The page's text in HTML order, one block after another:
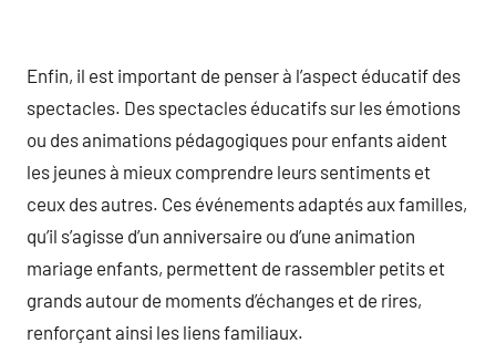
Enfin, il est important de penser à l’aspect éducatif des
spectacles. Des spectacles éducatifs sur les émotions
ou des animations pédagogiques pour enfants aident
les jeunes à mieux comprendre leurs sentiments et
ceux des autres. Ces événements adaptés aux familles,
qu’il s’agisse d’un anniversaire ou d’une animation
mariage enfants, permettent de rassembler petits et
grands autour de moments d’échanges et de rires,
renforçant ainsi les liens familiaux.